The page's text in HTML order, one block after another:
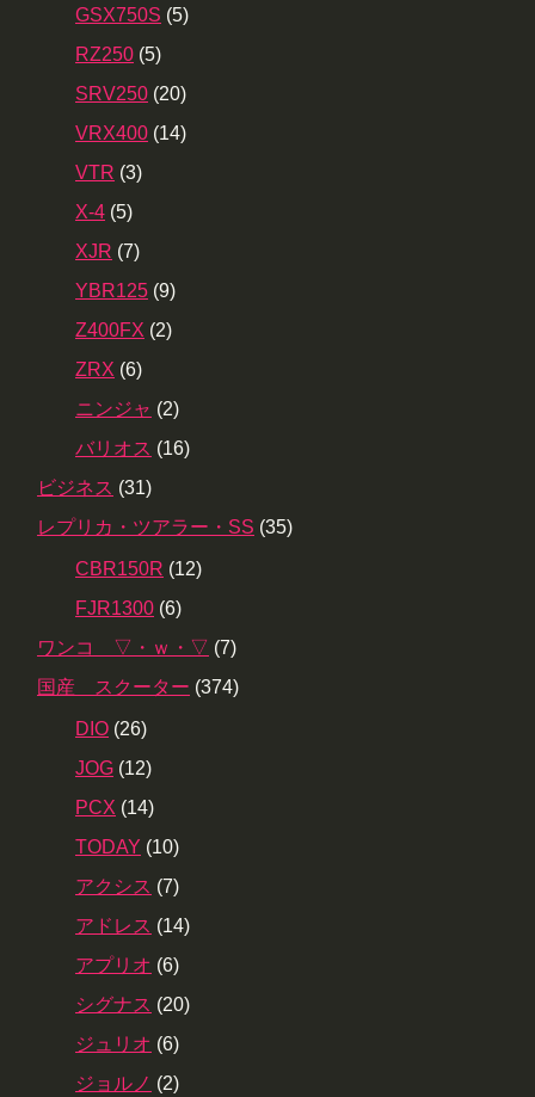
GSX750S (5)
RZ250 (5)
SRV250 (20)
VRX400 (14)
VTR (3)
X-4 (5)
XJR (7)
YBR125 (9)
Z400FX (2)
ZRX (6)
ニンジャ (2)
バリオス (16)
ビジネス (31)
レプリカ・ツアラー・SS (35)
CBR150R (12)
FJR1300 (6)
ワンコ ▽・ｗ・▽ (7)
国産 スクーター (374)
DIO (26)
JOG (12)
PCX (14)
TODAY (10)
アクシス (7)
アドレス (14)
アプリオ (6)
シグナス (20)
ジュリオ (6)
ジョルノ (2)